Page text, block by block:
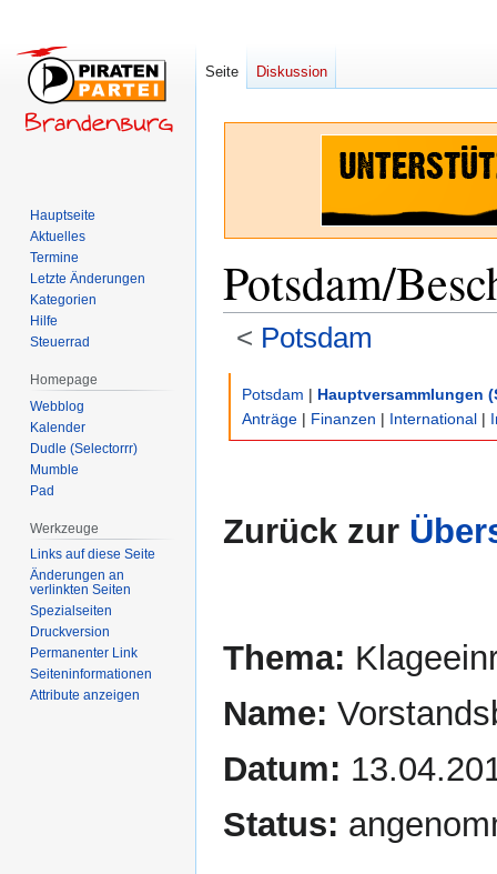
Potsdam/
< Potsdam
springen
springen
Potsdam | Hauptversammlungen
Anträge | Finanzen | International |
Zurück zur
Thema:
Name:
Datum:
Status:
Seite Diskussion
Hauptseite
Aktuelles
Termine
Letzte Änderungen
Kategorien
Hilfe
Steuerrad
Homepage
Webblog
Kalender
Dudle (Selectorrr)
Mumble
Pad
Werkzeuge
Links auf diese Seite
Änderungen an
verlinkten Seiten
Spezialseiten
Druckversion
Permanenter Link
Seiten­­informationen
Attribute anzeigen